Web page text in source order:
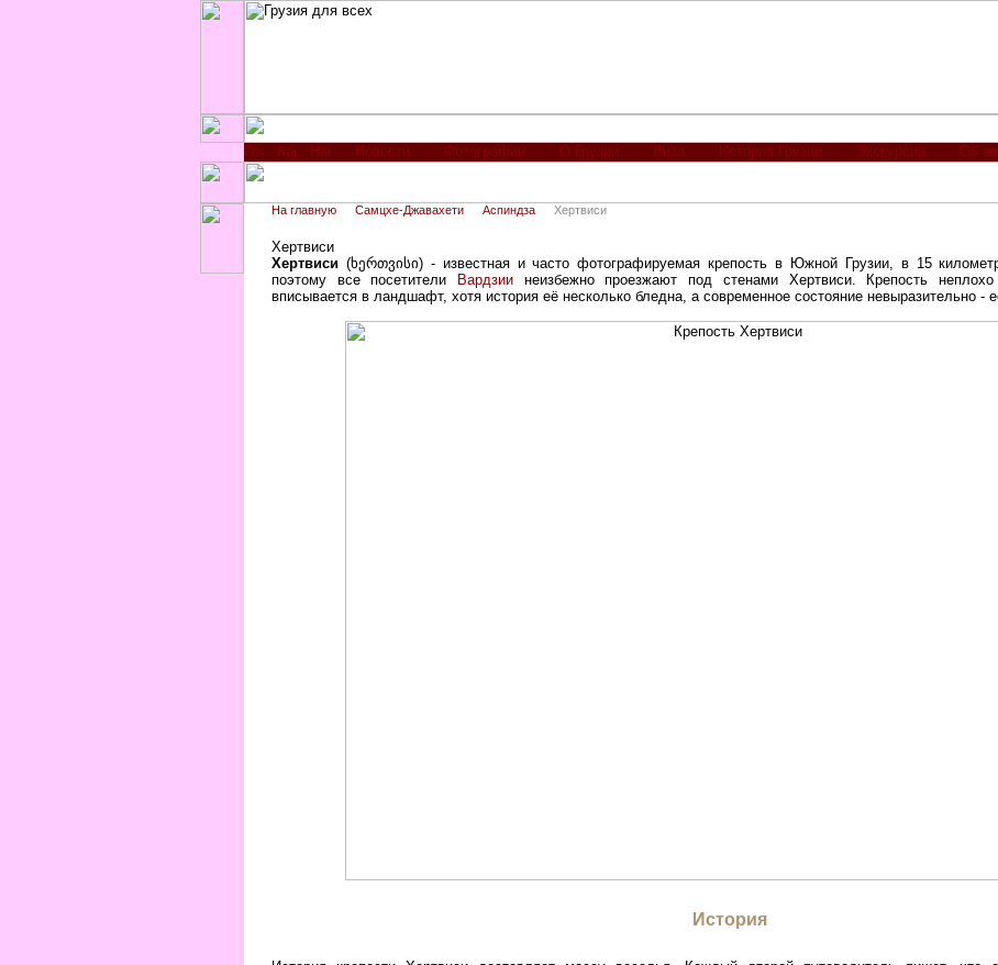
Новости Фотографии О Грузии Виза История Грузии Экскурсии Об
На главную Самцхе-Джавахети Аспиндза Хертвиси
Хертвиси
Хертвиси (ხერთვისი) - известная и часто фотографируемая крепость в Южной Грузии, в 15
поэтому все посетители
Вардзии неизбежно проезжают под стенами Хертвиси. Крепость
вписывается в ландшафт, хотя история её несколько бледна, а современное состояние невыразительно -
История